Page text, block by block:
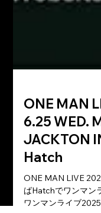
ONE MAN
6.25 WED.
JACKTON
Hatch
ONE MAN LIVE